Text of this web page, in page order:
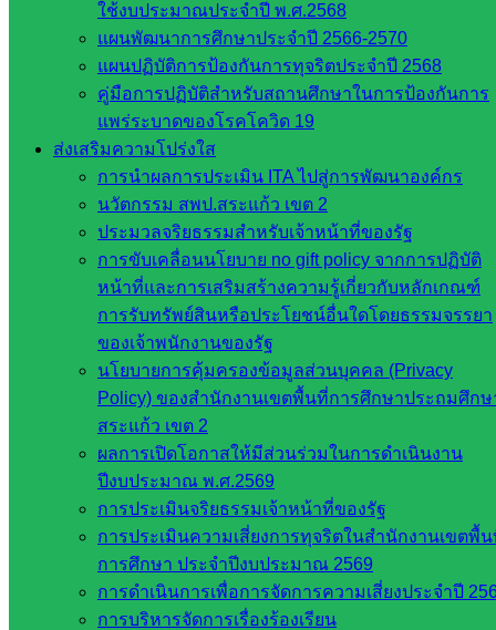
ใช้งบประมาณประจำปี พ.ศ.2568
แผนพัฒนาการศึกษาประจำปี 2566-2570
แผนปฏิบัติการป้องกันการทุจริตประจำปี 2568
คู่มือการปฏิบัติสำหรับสถานศึกษาในการป้องกันการ
แพร่ระบาดของโรคโควิด 19
ส่งเสริมความโปร่งใส
การนำผลการประเมิน ITA ไปสู่การพัฒนาองค์กร
นวัตกรรม สพป.สระแก้ว เขต 2
ประมวลจริยธรรมสำหรับเจ้าหน้าที่ของรัฐ
การขับเคลื่อนนโยบาย no gift policy จากการปฏิบัติ
หน้าที่และการเสริมสร้างความรู้เกี่ยวกับหลักเกณฑ์
การรับทรัพย์สินหรือประโยชน์อื่นใดโดยธรรมจรรยา
ของเจ้าพนักงานของรัฐ
นโยบายการคุ้มครองข้อมูลส่วนบุคคล (Privacy
Policy) ของสำนักงานเขตพื้นที่การศึกษาประถมศึกษ
สระแก้ว เขต 2
ผลการเปิดโอกาสให้มีส่วนร่วมในการดำเนินงาน
ปีงบประมาณ พ.ศ.2569
การประเมินจริยธรรมเจ้าหน้าที่ของรัฐ
การประเมินความเสี่ยงการทุจริตในสำนักงานเขตพื้
การศึกษา ประจำปีงบประมาณ 2569
การดำเนินการเพื่อการจัดการความเสี่ยงประจำปี
การบริหารจัดการเรื่องร้องเรียน
กระทรวง
ศึกษาธิการ
กระทรวง
การ
อุดมศึกษา
สำนักงาน
เลขาธิการ
สภาการ
ศึกษา
สำนักงาน
กรรมการ
อาชีวศึกษา
สำนักงาน
กรรมการ
การศึกษา
ขั้นพื้น
ฐาน
รายชื่อ
มหาวิทยาลัย